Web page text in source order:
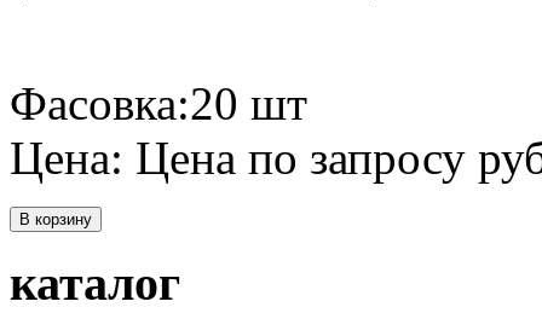
Фасовка:20 шт
Цена: Цена по запросу
В корзину
каталог